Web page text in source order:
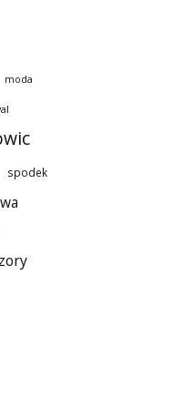
moda
spodek
zory